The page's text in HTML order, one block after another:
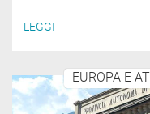
LEGGI
EUROPA E